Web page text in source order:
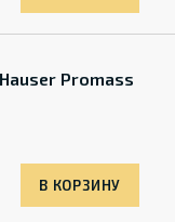
Promass
В КОРЗИНУ